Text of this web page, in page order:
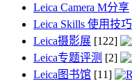
Leica Camera M分享
Leica Skills 使用技巧
Leica摄影展 [122]
Leica专题评测 [2]
Leica图书馆 [11]